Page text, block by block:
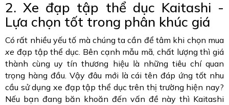
2. Xe đạp tập thể dục Kaitashi -
Lựa chọn tốt trong phân khúc giá
Có rất nhiều yếu tố mà chúng ta cần để tâm khi chọn mua
xe đạp tập thể dục. Bên cạnh mẫu mã, chất lượng thì giá
thành cùng uy tín thương hiệu là những tiêu chí quan
trọng hàng đầu. Vậy đâu mới là cái tên đáp ứng tốt nhu
cầu sử dụng xe đạp tập thể dục trên thị trường hiện nay?
Nếu bạn đang băn khoăn đến vấn đề này thì Kaitashi